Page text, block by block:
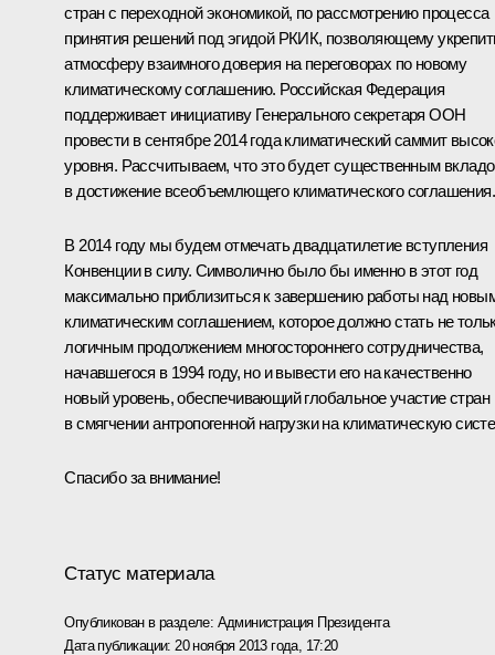
стран с переходной экономикой, по рассмотрению процесса
принятия решений под эгидой РКИК, позволяющему
атмосферу взаимного доверия на переговорах по новому
климатическому соглашению. Российская Федерация
поддерживает инициативу Генерального секретаря ООН
провести в сентябре 2014 года климатический саммит
уровня. Рассчитываем, что это будет существенным
в достижение всеобъемлющего климатического соглашения.
В 2014 году мы будем отмечать двадцатилетие вступления
Конвенции в силу. Символично было бы именно в этот год
максимально приблизиться к завершению работы над
климатическим соглашением, которое должно стать не
логичным продолжением многостороннего сотрудничества,
начавшегося в 1994 году, но и вывести его на качественно
новый уровень, обеспечивающий глобальное участие стран
в смягчении антропогенной нагрузки на климатическую
Спасибо за внимание!
Статус материала
Опубликован в разделе: Администрация Президента
Дата публикации: 20 ноября 2013 года, 17:20